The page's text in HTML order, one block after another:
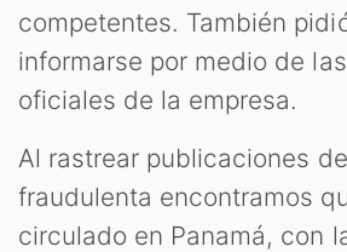
competentes. También
informarse por medio de
oficiales de la empresa.
Al rastrear publicaciones
fraudulenta encontramos
circulado en Panamá, con